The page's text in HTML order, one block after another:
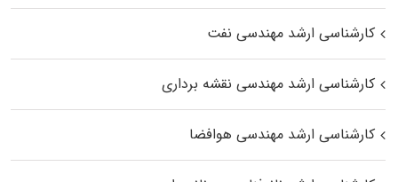
کارشناسی ارشد مهندسی نفت
کارشناسی ارشد مهندسی نقشه برداری
کارشناسی ارشد مهندسی هوافضا